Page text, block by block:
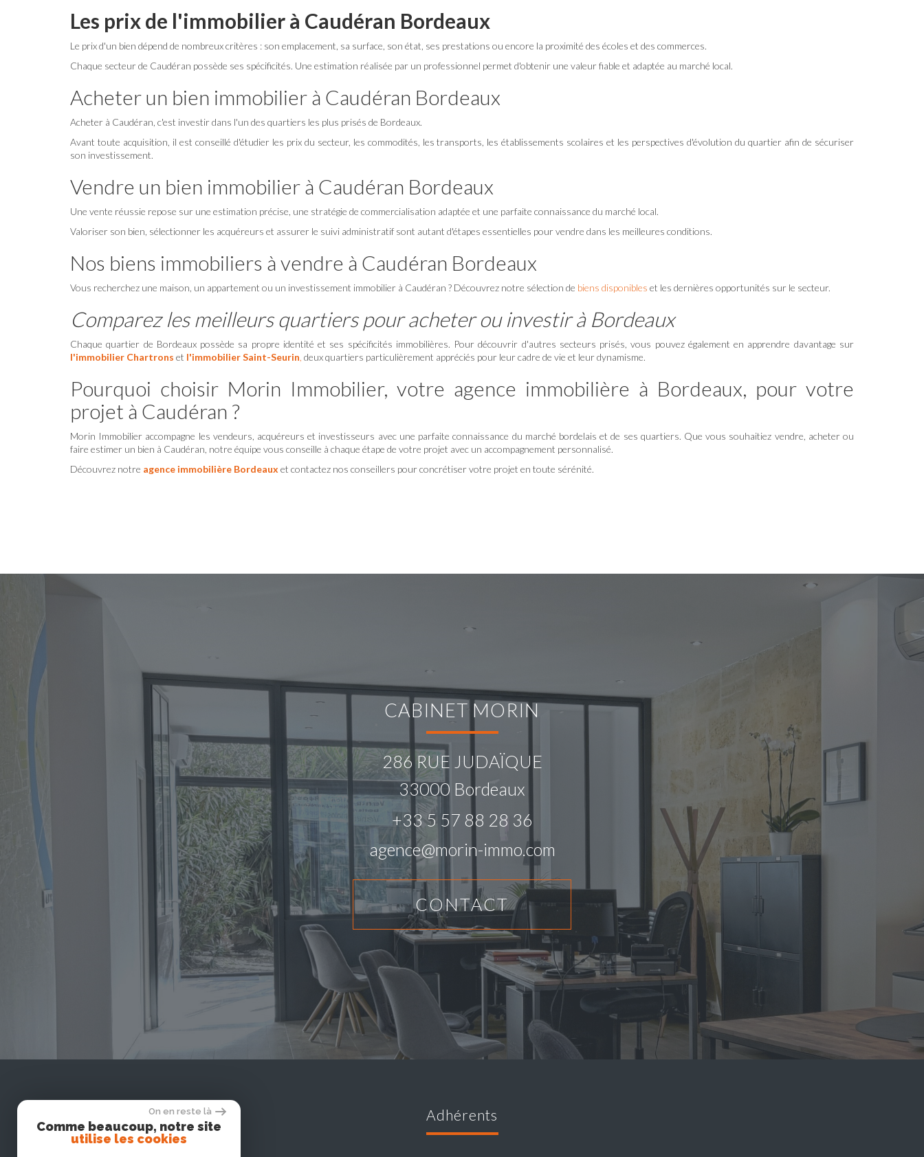
Les prix de l'immobilier à Caudéran Bordeaux
Le prix d'un bien dépend de nombreux critères : son emplacement, sa surface, son état, ses prestations ou encore la proximité des écoles et des commerces.
Chaque secteur de Caudéran possède ses spécificités. Une estimation réalisée par un professionnel permet d'obtenir une valeur fiable et adaptée au marché local.
Acheter un bien immobilier à Caudéran Bordeaux
Acheter à Caudéran, c'est investir dans l'un des quartiers les plus prisés de Bordeaux.
Avant toute acquisition, il est conseillé d'étudier les prix du secteur, les commodités, les transports, les établissements scolaires et les perspectives d'évolution du quartier afin de sécuriser
son investissement.
Vendre un bien immobilier à Caudéran Bordeaux
Une vente réussie repose sur une estimation précise, une stratégie de commercialisation adaptée et une parfaite connaissance du marché local.
Valoriser son bien, sélectionner les acquéreurs et assurer le suivi administratif sont autant d'étapes essentielles pour vendre dans les meilleures conditions.
Nos biens immobiliers à vendre à Caudéran Bordeaux
Vous recherchez une maison, un appartement ou un investissement immobilier à Caudéran ? Découvrez notre sélection de biens disponibles et les dernières opportunités sur le secteur.
Comparez les meilleurs quartiers pour acheter ou investir à Bordeaux
Chaque quartier de Bordeaux possède sa propre identité et ses spécificités immobilières. Pour découvrir d'autres secteurs prisés, vous pouvez également en apprendre davantage sur
l'immobilier Chartrons et l'immobilier Saint-Seurin deux quartiers particulièrement appréciés pour leur cadre de vie et leur dynamisme.
Pourquoi choisir Morin Immobilier, votre agence immobilière à Bordeaux, pour votre
projet à Caudéran ?
Morin Immobilier accompagne les vendeurs, acquéreurs et investisseurs avec une parfaite connaissance du marché bordelais et de ses quartiers. Que vous souhaitiez vendre, acheter ou
faire estimer un bien à Caudéran, notre équipe vous conseille à chaque étape de votre projet avec un accompagnement personnalisé.
Découvrez notre agence immobilière Bordeaux et contactez nos conseillers pour concrétiser votre projet en toute sérénité.
CABINET MORIN
286 RUE JUDAÏQUE
33000 Bordeaux
+33 5 57 88 28 36
agence@morin-immo.com
CONTACT
adhérents
On en reste là
Comme beaucoup, notre site
utilise les cookies